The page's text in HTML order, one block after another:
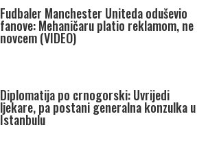
Fudbaler Manchester Uniteda oduševio
fanove: Mehaničaru platio reklamom, ne
novcem (VIDEO)
Diplomatija po crnogorski: Uvrijedi
ljekare, pa postani generalna konzulka u
Istanbulu